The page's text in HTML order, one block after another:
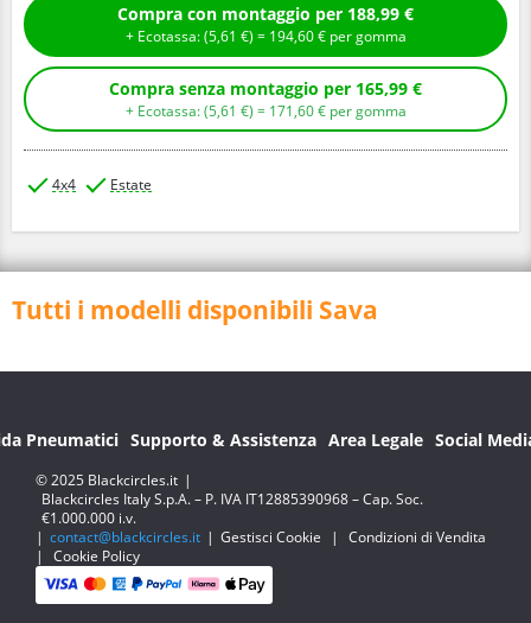
Compra con montaggio per 188,99 €
+ Ecotassa: (5,61 € ) = 194,60€ per gomma
Compra senza montaggio per 165,99 €
+ Ecotassa: (5,61 € ) = 171,60€ per gomma
4x4 Estate
Tutti i modelli disponibili Sava
Pneumatici Supporto & Assistenza Area Legale Social
© 2025 Blackcircles.it |
Blackcircles Italy S.p.A. – P. IVA IT12885390968 – Cap. Soc.
€1.000.000 i.v.
| contact@blackcircles.it | Gestisci Cookie |
Condizioni di Vendita
|
Cookie Policy